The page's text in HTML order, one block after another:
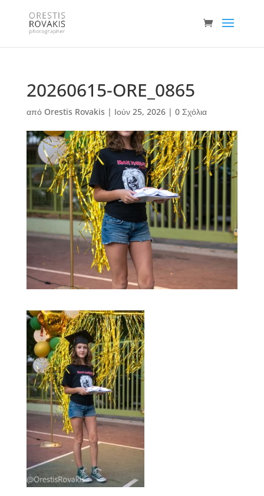
20260615-ORE_0865
από Orestis Rovakis | Ιούν 25, 2026| 0 Σχόλια